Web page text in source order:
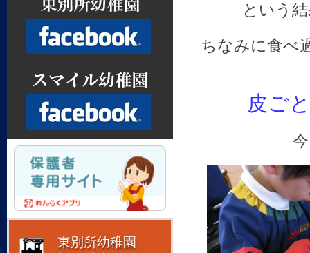
という
ちなみに食べ
皮ご
Facebook
Facebook
東別所幼稚園